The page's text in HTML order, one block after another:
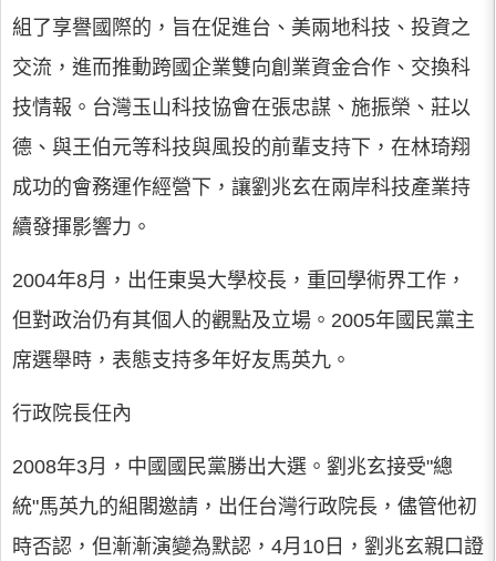
組了享譽國際的，旨在促進台、美兩地科技、投資之
交流，進而推動跨國企業雙向創業資金合作、交換科
技情報。台灣玉山科技協會在張忠謀、施振榮、莊以
德、與王伯元等科技與風投的前輩支持下，在林琦翔
成功的會務運作經營下，讓劉兆玄在兩岸科技產業持
續發揮影響力。
2004年8月，出任東吳大學校長，重回學術界工作，
但對政治仍有其個人的觀點及立場。2005年國民黨主
席選舉時，表態支持多年好友馬英九。
行政院長任內
2008年3月，中國國民黨勝出大選。劉兆玄接受"總
統"馬英九的組閣邀請，出任台灣行政院長，儘管他初
時否認，但漸漸演變為默認，4月10日，劉兆玄親口證